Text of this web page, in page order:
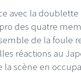
avec la doublette
des quatre
de la
réactions au
la scène en